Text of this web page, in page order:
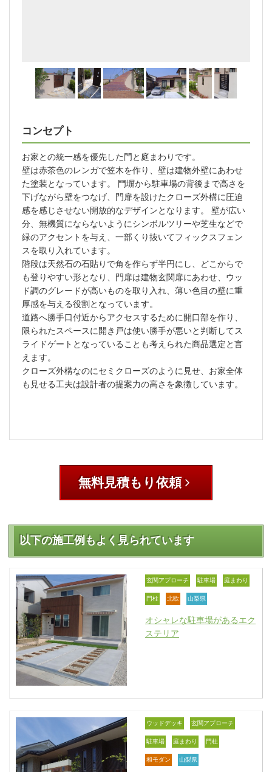
コンセプト
お家との統一感を優先した門と庭まわりです。
壁は赤茶色のレンガで笠木を作り、壁は建物外壁にあわせ
た塗装となっています。 門塀から駐車場の背後まで高さを
下げながら壁をつなげ、門扉を設けたクローズ外構に圧迫
感を感じさせない開放的なデザインとなります。 壁が広い
分、無機質にならないようにシンボルツリーや芝生などで
緑のアクセントを与え、一部くり抜いてフィックスフェン
スを取り入れています。
階段は天然石の石貼りで角を作らず半円にし、どこからで
も登りやすい形となり、門扉は建物玄関扉にあわせ、ウッ
ド調のグレードが高いものを取り入れ、薄い色目の壁に重
厚感を与える役割となっています。
道路へ勝手口付近からアクセスするために開口部を作り、
限られたスペースに開き戸は使い勝手が悪いと判断してス
ライドゲートとなっていることも考えられた商品選定と言
えます。
クローズ外構なのにセミクローズのように見せ、お家全体
も見せる工夫は設計者の提案力の高さを象徴しています。
無料見積もり依頼
以下の施工例もよく見られています
玄関アプローチ 駐車場 庭まわり
門柱 北欧 山梨県
オシャレな駐車場があるエク
ステリア
ウッドデッキ 玄関アプローチ
駐車場 庭まわり 門柱
和モダン 山梨県